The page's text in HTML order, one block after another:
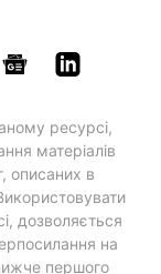
ресурсі,
матеріалів
описаних в
дозволяється
на
першого